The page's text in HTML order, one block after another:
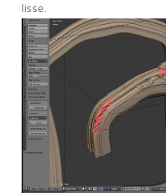
lisse.